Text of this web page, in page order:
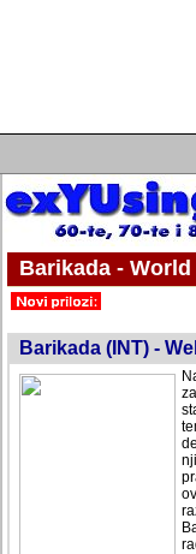
Barikada - World
Barikada (INT) -